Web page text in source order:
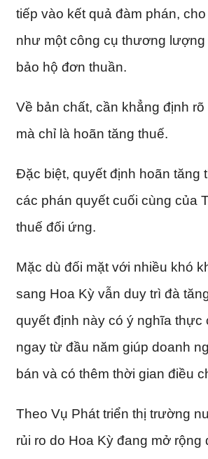
tiếp vào kết quả đàm phán,
như một công cụ thương
bảo hộ đơn thuần.
Về bản chất, cần khẳng định
mà chỉ là hoãn tăng thuế.
Đặc biệt, quyết định hoãn tăng
các phán quyết cuối cùng của
thuế đối ứng.
Mặc dù đối mặt với nhiều khó
sang Hoa Kỳ vẫn duy trì đà
quyết định này có ý nghĩa
ngay từ đầu năm giúp doanh
bán và có thêm thời gian điều
Theo Vụ Phát triển thị trường
rủi ro do Hoa Kỳ đang mở